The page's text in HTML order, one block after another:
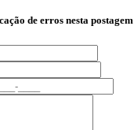
de erros nesta postagem